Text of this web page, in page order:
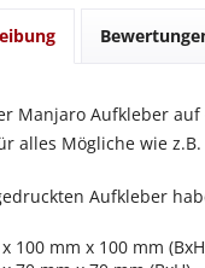
Manjaro Aufkleber
alles Mögliche wie
Aufkleber
100 mm x 100 mm